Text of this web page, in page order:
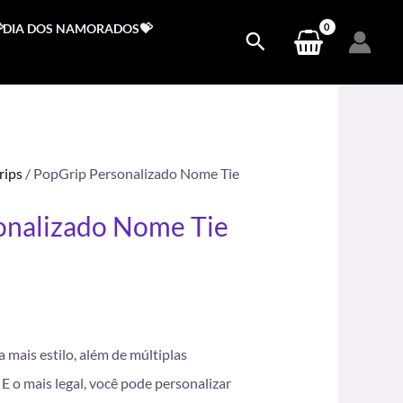
DOS NAMORADOS💝
/ PopGrip Personalizado Nome Tie
Nome Tie
mais estilo, além de múltiplas
o mais legal, você pode personalizar